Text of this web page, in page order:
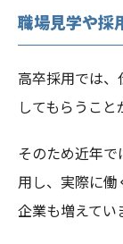
職場見学や採
高卒採用では
してもらうこと
そのため近年
用し、実際に
企業も増えてい